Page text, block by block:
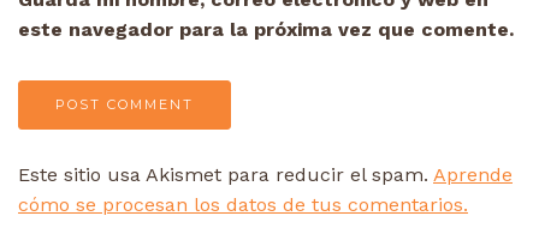
este navegador para la próxima vez que comente.
Este sitio usa Akismet para reducir el spam. Aprende
cómo se procesan los datos de tus comentarios.